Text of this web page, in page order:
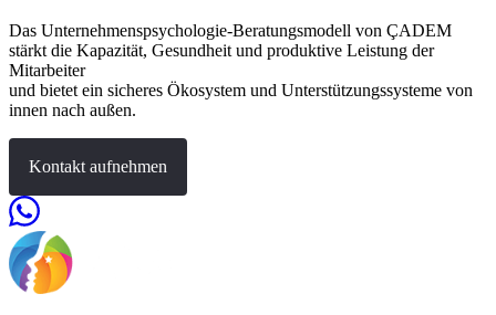
Das Unternehmenspsychologie-Beratungsmodell von ÇADEM
stärkt die Kapazität, Gesundheit und produktive Leistung der
Mitarbeiter
und bietet ein sicheres Ökosystem und Unterstützungssysteme von
innen nach außen.
Kontakt aufnehmen